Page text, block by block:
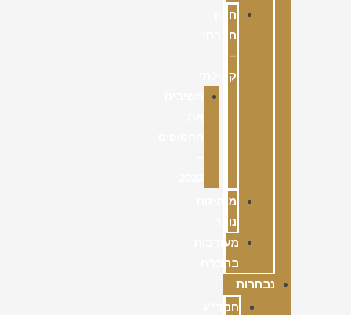
חינוך
חברתי
–
קהילתי
מנהיגות
נוער
מעורבות
בחברה
נבחרות
חמד"ע